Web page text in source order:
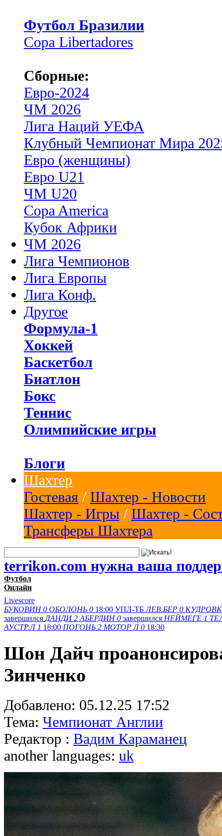
Футбол Бразилии
Copa Libertadores
Сборные:
Евро-2024
ЧМ 2026
Лига Наций УЕФА
Клубный Чемпионат Мира
Евро (женщины)
Евро U21
ЧМ U20
Copa America
Кубок Африки
ЧМ 2026
Лига Чемпионов
Лига Европы
Лига Конф.
Другое
Формула-1
Хоккей
Баскетбол
Биатлон
Бокс
Теннис
Олимпийские игры
Блоги
Шахтер
Гостевая / Шахтер - Новости
Шахтер - Игры / Шахтер -
Трансферы Шахтера
terrikon.com нужна ваша
Футбол
Онлайн
Livescore
БУКОВИН 0 ОБОЛОНЬ 0 18:00 УПЛ-ТБ ЛЕВ.БЕР 0 КУДРОВК
завершился ДАНДИ 2 АБЕРДИН 0 завершился НЕЙМЕГЕ 1
АУСТР.Л 1 18:00 ПОГОНЬ 2 МОТОР Л 0 18:30
Шон Дайч
Зинченко
Добавлено: 05.12.25 17:52
Тема: Чемпионат Англии
Редактор : Вадим Караманец
another languages: uk